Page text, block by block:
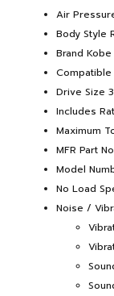
Air
Body Style
Brand
Drive Size
Includes
Maximum
MFR Part
Model
No Load
Noise /